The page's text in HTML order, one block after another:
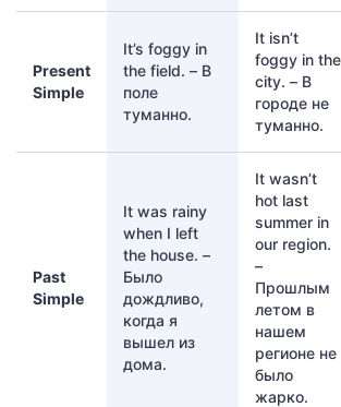
Present
Simple
It’s foggy in
the field. – В
поле
туманно.
It isn’t
foggy in the
city. – В
городе не
туманно.
Past
Simple
It was rainy
when I left
the house. –
Было
дождливо,
когда я
вышел из
дома.
It wasn’t
hot last
summer in
our region.
–
Прошлым
летом в
нашем
регионе не
было
жарко.